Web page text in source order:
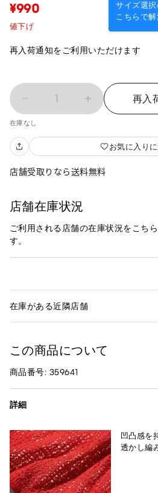
サイズ選
こちらで
¥990
値下げ
再入荷通知をご利用いただけます
1 再入
在庫なし
お気に入り
店舗受取りなら送料無料
店舗在庫状況
ご利用される店舗の在庫状況をこち
す。
在庫がある近隣店舗
この商品について
商品番号: 359641
詳細
凹凸感を
透かし編